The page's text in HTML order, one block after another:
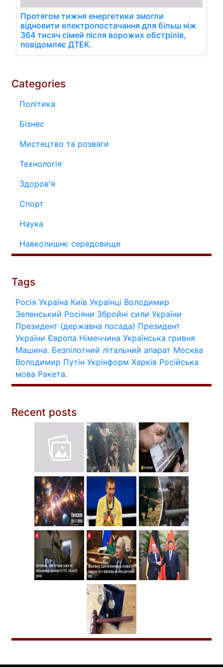
Протягом тижня енергетики змогли
відновити електропостачання для більш ніж
364 тисяч сімей після ворожих обстрілів,
повідомляє ДТЕК.
Categories
Політика
Бізнес
Мистецтво та розваги
Технологія
Здоров'я
Спорт
Наука
Навколишнє середовище
Tags
Росія Україна Київ Українці Володимир
Зеленський Росіяни Збройні сили України
Президент (державна посада) Президент
України Європа Німеччина Українська гривня
Машина. Безпілотний літальний апарат Москва
Володимир Путін Укрінформ Харків Російська
мова Ракета.
Recent posts